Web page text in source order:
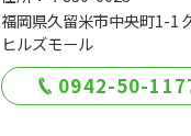
福岡県久留米市中央町1-1
ヒルズモール
0942-50-